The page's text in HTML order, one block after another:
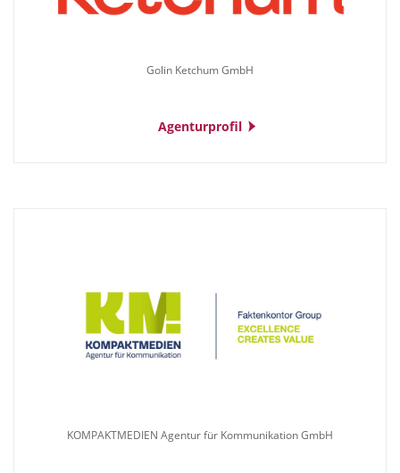
Golin Ketchum GmbH
Agenturprofil
KOMPAKTMEDIEN Agentur für Kommunikation GmbH